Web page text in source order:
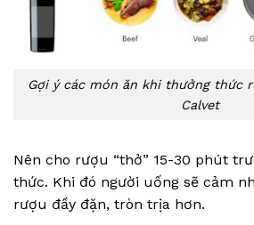
Gợi ý các món ăn khi thưởng thức
Calvet
Nên cho rượu “thở” 15-30 phút
thức. Khi đó người uống sẽ cảm
rượu đầy đặn, tròn trịa hơn.